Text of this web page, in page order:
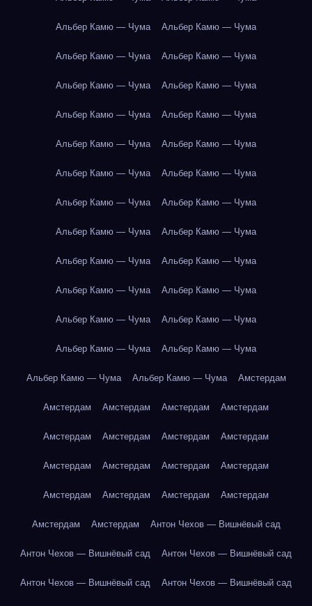
Альбер Камю — Чума Альбер Камю — Чума
Альбер Камю — Чума Альбер Камю — Чума
Альбер Камю — Чума Альбер Камю — Чума
Альбер Камю — Чума Альбер Камю — Чума
Альбер Камю — Чума Альбер Камю — Чума
Альбер Камю — Чума Альбер Камю — Чума
Альбер Камю — Чума Альбер Камю — Чума
Альбер Камю — Чума Альбер Камю — Чума
Альбер Камю — Чума Альбер Камю — Чума
Альбер Камю — Чума Альбер Камю — Чума
Альбер Камю — Чума Альбер Камю — Чума
Альбер Камю — Чума Альбер Камю — Чума
Альбер Камю — Чума Альбер Камю — Чума Амстердам
Амстердам Амстердам Амстердам Амстердам
Амстердам Амстердам Амстердам Амстердам
Амстердам Амстердам Амстердам Амстердам
Амстердам Амстердам Амстердам Амстердам
Амстердам Амстердам Антон Чехов — Вишнёвый сад
Антон Чехов — Вишнёвый сад Антон Чехов — Вишнёвый сад
Антон Чехов — Вишнёвый сад Антон Чехов — Вишнёвый сад